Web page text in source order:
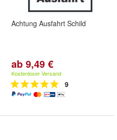
Achtung Ausfahrt Schild
ab 9,49 €
Kostenloser Versand
9